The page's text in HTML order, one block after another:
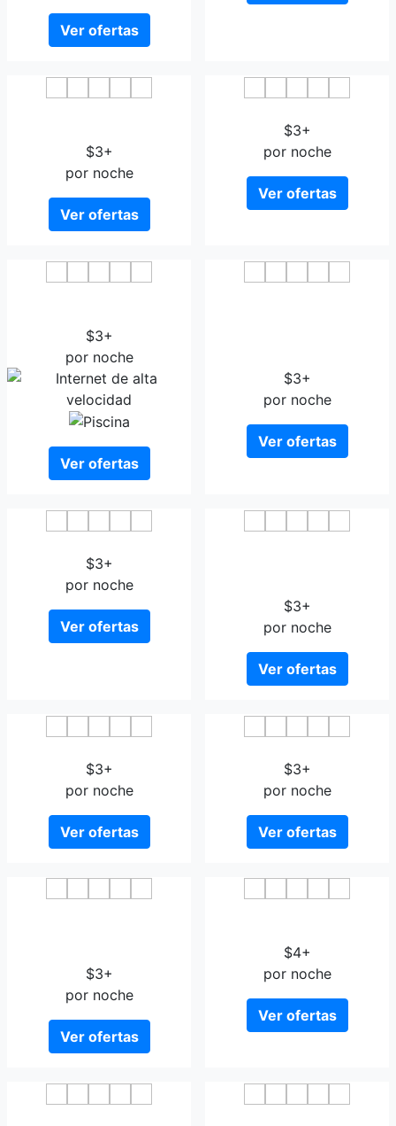
Ver ofertas
$3+
por noche
Ver ofertas
$3+
por noche
Ver ofertas
$3+
por noche
Ver ofertas
$3+
por noche
Ver ofertas
$3+
por noche
Ver ofertas
$3+
por noche
Ver ofertas
$3+
por noche
Ver ofertas
$3+
por noche
Ver ofertas
$3+
por noche
Ver ofertas
$4+
por noche
Ver ofertas